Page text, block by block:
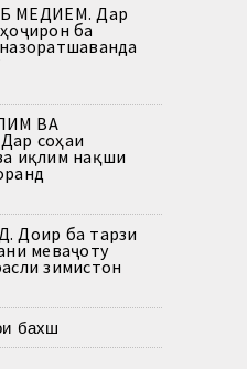
МЕДИҲЕМ. Дар
ба
ВА
соҳаи
иқлим нақши
Доир ба тарзи
меваҷоту
зимистон
бахш